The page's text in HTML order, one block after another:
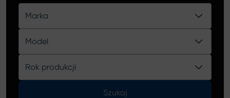
Katalog
Marka
Model
Rok produkcji
Szukaj